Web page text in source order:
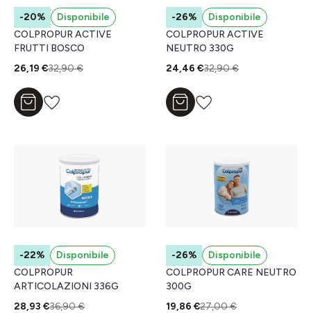
-20%
Disponibile
COLPROPUR ACTIVE
FRUTTI BOSCO
26,19 €32,90 €
Aggiungi al carrello
-26%
Disponibile
COLPROPUR ACTIVE
NEUTRO 330G
24,46 €32,90 €
Aggiungi al carrello
-22%
Disponibile
COLPROPUR
ARTICOLAZIONI 336G
28,93 €36,90 €
-26%
Disponibile
COLPROPUR CARE NEUTRO
300G
19,86 €27,00 €